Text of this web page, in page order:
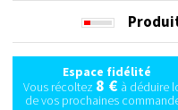
Espace fidélité
Vous récoltez 8 €à déduire
de vos prochaines